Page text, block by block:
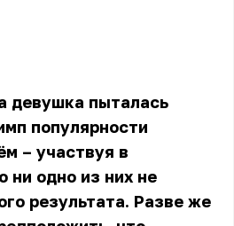
девушка пыталась
популярности
– участвуя в
ни одно из них не
результата. Разве же